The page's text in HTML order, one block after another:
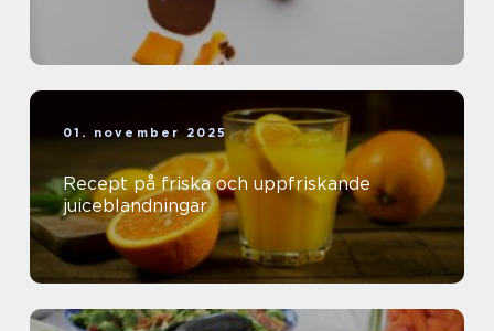
01. november 2025
Recept på friska och uppfriskande
juiceblandningar